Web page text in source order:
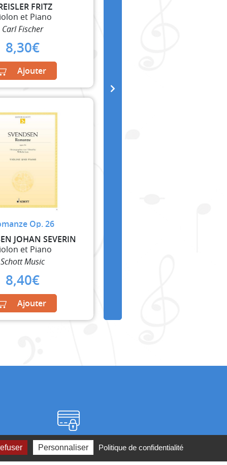
FRITZ
et Piano
Carl Fischer
8,30€
Ajouter
Op. 26
JOHAN SEVERIN
et Piano
Schott Music
8,40€
Ajouter
Paiement sécurisé
Personnaliser Politique de confidentialité